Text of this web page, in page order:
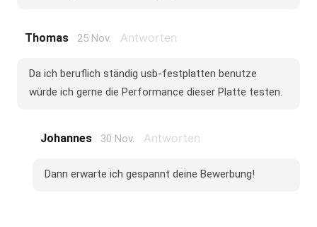
Thomas 25 Nov. Antworten
Da ich beruflich ständig usb-festplatten benutze
würde ich gerne die Performance dieser Platte testen.
Johannes 30 Nov. Antworten
Dann erwarte ich gespannt deine Bewerbung!